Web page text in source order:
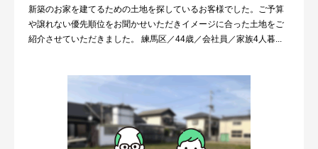
新築のお家を建てるための土地を探しているお客様でした。ご予算
や譲れない優先順位をお聞かせいただきイメージに合った土地をご
紹介させていただきました。 練馬区／44歳／会社員／家族4人暮...